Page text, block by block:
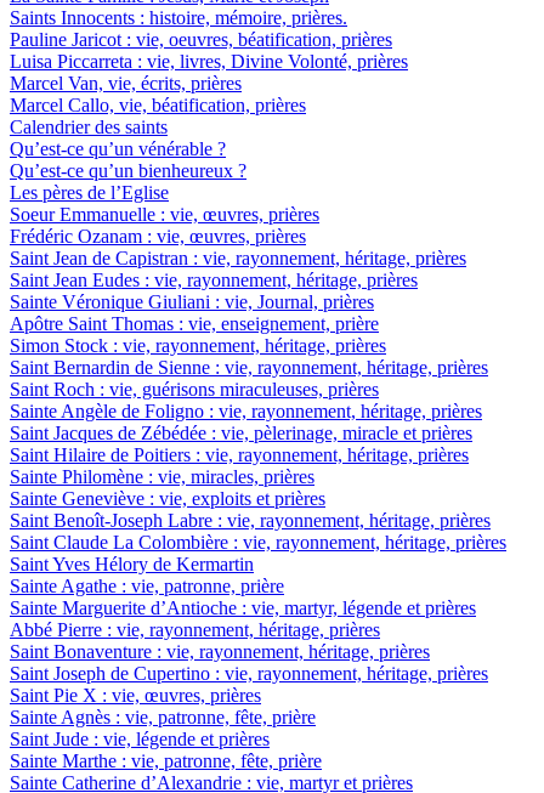
Saints Innocents : histoire, mémoire, prières.
Pauline Jaricot : vie, oeuvres, béatification, prières
Luisa Piccarreta : vie, livres, Divine Volonté, prières
Marcel Van, vie, écrits, prières
Marcel Callo, vie, béatification, prières
Calendrier des saints
Qu’est-ce qu’un vénérable ?
Qu’est-ce qu’un bienheureux ?
Les pères de l’Eglise
Soeur Emmanuelle : vie, œuvres, prières
Frédéric Ozanam : vie, œuvres, prières
Saint Jean de Capistran : vie, rayonnement, héritage, prières
Saint Jean Eudes : vie, rayonnement, héritage, prières
Sainte Véronique Giuliani : vie, Journal, prières
Apôtre Saint Thomas : vie, enseignement, prière
Simon Stock : vie, rayonnement, héritage, prières
Saint Bernardin de Sienne : vie, rayonnement, héritage, prières
Saint Roch : vie, guérisons miraculeuses, prières
Sainte Angèle de Foligno : vie, rayonnement, héritage, prières
Saint Jacques de Zébédée : vie, pèlerinage, miracle et prières
Saint Hilaire de Poitiers : vie, rayonnement, héritage, prières
Sainte Philomène : vie, miracles, prières
Sainte Geneviève : vie, exploits et prières
Saint Benoît-Joseph Labre : vie, rayonnement, héritage, prières
Saint Claude La Colombière : vie, rayonnement, héritage, prières
Saint Yves Hélory de Kermartin
Sainte Agathe : vie, patronne, prière
Sainte Marguerite d’Antioche : vie, martyr, légende et prières
Abbé Pierre : vie, rayonnement, héritage, prières
Saint Bonaventure : vie, rayonnement, héritage, prières
Saint Joseph de Cupertino : vie, rayonnement, héritage, prières
Saint Pie X : vie, œuvres, prières
Sainte Agnès : vie, patronne, fête, prière
Saint Jude : vie, légende et prières
Sainte Marthe : vie, patronne, fête, prière
Sainte Catherine d’Alexandrie : vie, martyr et prières